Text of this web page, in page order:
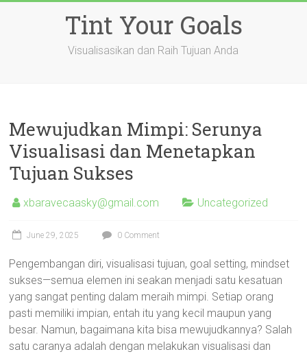
Tint Your Goals
Visualisasikan dan Raih Tujuan Anda
Mewujudkan Mimpi: Serunya
Visualisasi dan Menetapkan
Tujuan Sukses
xbaravecaasky@gmail.com Uncategorized
June 29, 2025 0 Comment
Pengembangan diri, visualisasi tujuan, goal setting, mindset
sukses—semua elemen ini seakan menjadi satu kesatuan
yang sangat penting dalam meraih mimpi. Setiap orang
pasti memiliki impian, entah itu yang kecil maupun yang
besar. Namun, bagaimana kita bisa mewujudkannya? Salah
satu caranya adalah dengan melakukan visualisasi dan